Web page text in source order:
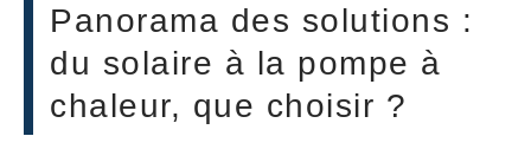
Panorama des solutions :
du solaire à la pompe à
chaleur, que choisir ?